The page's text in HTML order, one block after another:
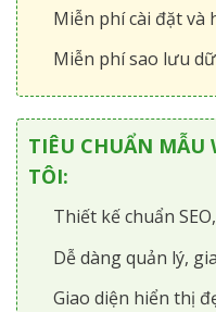
Miễn phí cài đặt và
Miễn phí sao lưu
TIÊU CHUẨN MẪU
TÔI:
Thiết kế chuẩn
Dễ dàng quản lý,
Giao diện hiển thị